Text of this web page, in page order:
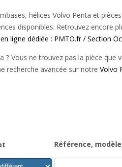
hélices Volvo Penta et
disponibles. Retrouvez encore
ligne dédiée : PMTO.fr / Section
? Vous ne trouvez pas la pièce que
recherche avancée sur notre Volvo
Référence,